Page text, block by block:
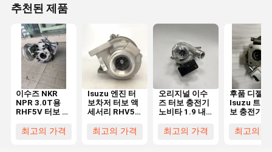
추천된 제품
이수즈 NKR
NPR 3.0T용
RHF5V 터보 충
름 알루미늄과
최고의 가격
Isuzu 엔진 터
보차저 터보 액
세서리 RHV5
8980830412
최고의 가격
오리지널 이수
즈 터보 충전기
노비타 1.9 내
충전기 터빈
8974369010
최고의 가격
후품 디젤
Isuzu 트럭
보 충전기
840032-
최고의